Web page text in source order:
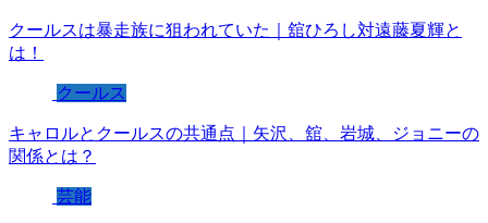
クールスは暴走族に狙われていた｜舘ひろし対遠藤夏輝と
は！
クールス
キャロルとクールスの共通点｜矢沢、舘、岩城、ジョニーの
関係とは？
芸能